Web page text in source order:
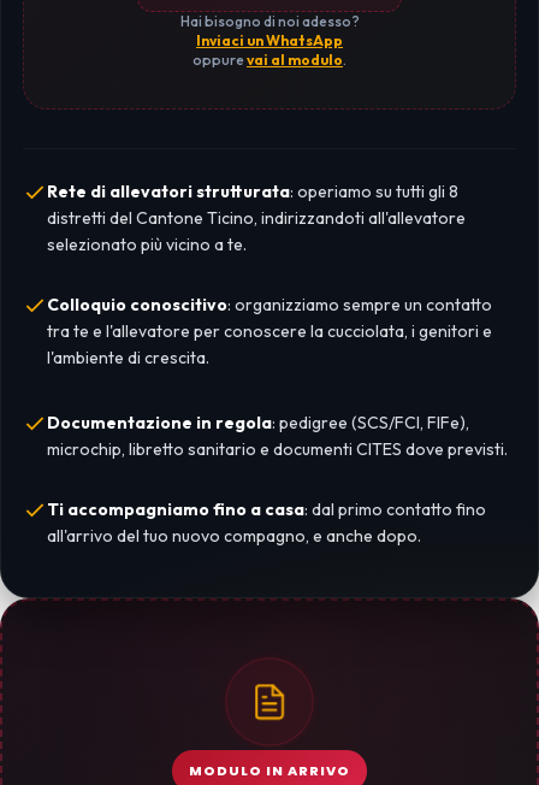
Hai bisogno di noi adesso?
Inviaci un WhatsApp
oppurevai al modulo.
Rete di allevatori strutturata: operiamo su tutti gli 8
distretti del Cantone Ticino, indirizzandoti all'allevatore
selezionato più vicino a te.
Colloquio conoscitivo: organizziamo sempre un contatto
tra te e l'allevatore per conoscere la cucciolata, i genitori e
l'ambiente di crescita.
Documentazione in regola: pedigree (SCS/FCI, FIFe),
microchip, libretto sanitario e documenti CITES dove previsti.
Ti accompagniamo fino a casa: dal primo contatto fino
all'arrivo del tuo nuovo compagno, e anche dopo.
MODULO IN ARRIVO